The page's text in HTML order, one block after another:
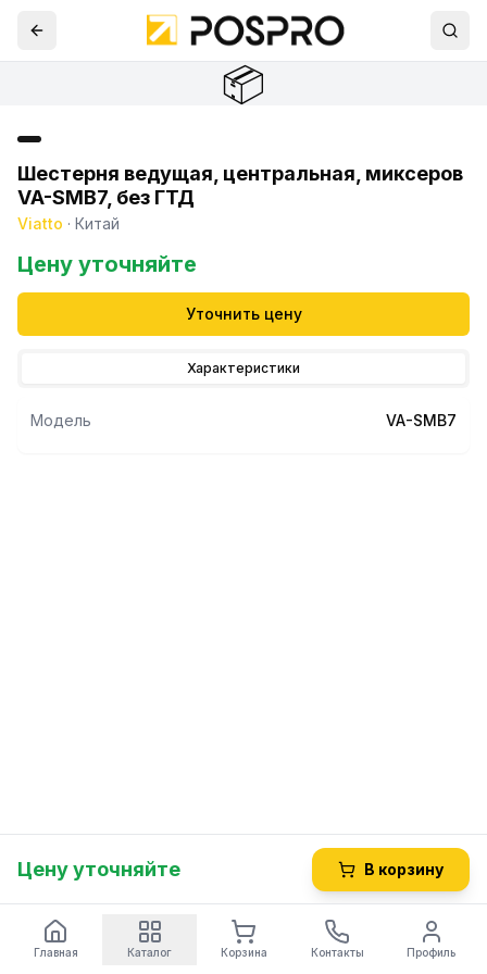
📦
Шестерня ведущая, центральная, миксеров
VA-SMB7, без ГТД
Viatto · Китай
Цену уточняйте
Уточнить цену
Характеристики
Модель VA-SMB7
Цену уточняйте В корзину
Главная Каталог Корзина Контакты Профиль